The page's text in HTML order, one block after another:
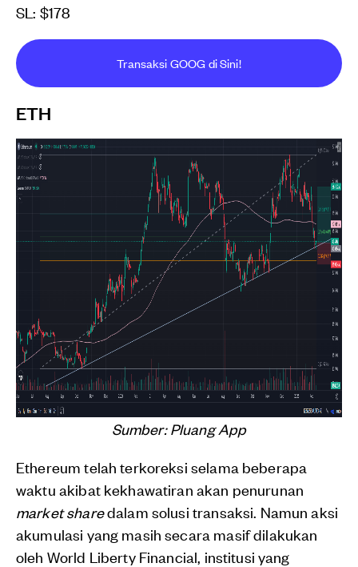
SL: $178
Transaksi GOOG di Sini!
ETH
Sumber: Pluang App
Ethereum telah terkoreksi selama beberapa
waktu akibat kekhawatiran akan penurunan
market sharedalam solusi transaksi. Namun aksi
akumulasi yang masih secara masif dilakukan
oleh World Liberty Financial, institusi yang